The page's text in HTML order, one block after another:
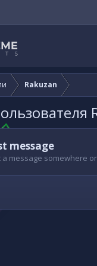
Rakuzan
message
a message somewhere